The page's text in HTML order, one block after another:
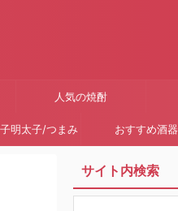
人気の焼酎
明太子/つまみ おすすめ酒器
サイト内検索